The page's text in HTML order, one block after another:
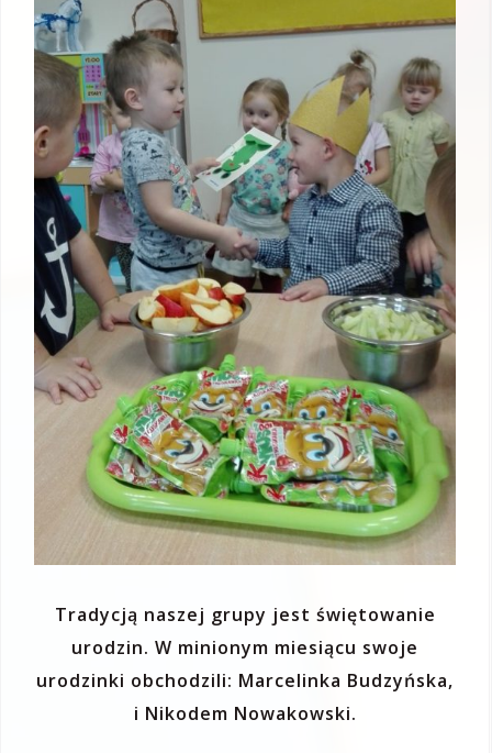
Tradycją naszej grupy jest świętowanie
urodzin. W minionym miesiącu swoje
urodzinki obchodzili: Marcelinka Budzyńska,
i Nikodem Nowakowski.